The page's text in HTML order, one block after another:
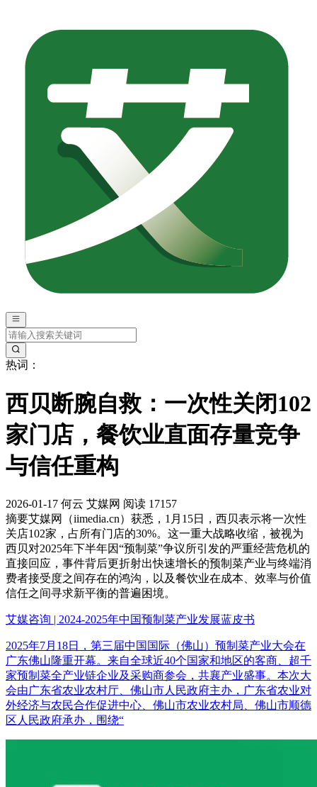
热词：
西贝断腕自救：一次性关闭102
家门店，餐饮业直面存量竞争
与信任重构
2026-01-17 何云 艾媒网 阅读 17157
摘要艾媒网（iimedia.cn）获悉，1月15日，西贝表示将一次性
关店102家，占所有门店的30%。这一重大战略收缩，被视为
西贝对2025年下半年因“预制菜”争议所引发的严重经营危机的
直接回应，事件背后更折射出快速增长的预制菜产业与终端消
费者接受度之间存在的鸿沟，以及餐饮业在成本、效率与价值
信任之间寻求新平衡的普遍困境。
艾媒咨询 | 2024-2025年中国预制菜产业发展蓝皮书
2025年7月18日，第三届中国国际（佛山）预制菜产业大会在
广东佛山隆重开幕。来自全球近40个国家和地区的客商、超千
家预制菜全产业链企业及采购商参会，共襄产业盛事。本次大
会由广东省农业农村厅、佛山市人民政府主办，广东省农业对
外经济与农民合作促进中心、佛山市农业农村局、佛山市顺德
区人民政府承办，围绕“